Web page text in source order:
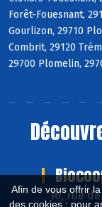
Afin de vous offrir
des cookies : pour
Forêt-Fouesnant,
Gourlizon, 29710
Combrit, 29120
29700 Plomelin,
16, rue